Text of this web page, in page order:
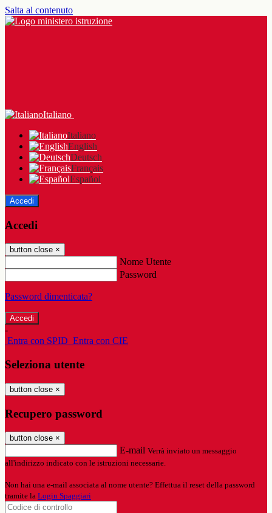
Salta al contenuto
Italiano
Italiano
English
Deutsch
Français
Español
Accedi
Accedi
button close ×
Nome Utente
Password
Password dimenticata?
-
Entra con SPID Entra con CIE
Seleziona utente
button close ×
Recupero password
button close ×
E-mail Verrà inviato un messaggio
all'indirizzo indicato con le istruzioni necessarie.
Non hai una e-mail associata al nome utente? Effettua il reset della password
tramite la Login Spaggiari